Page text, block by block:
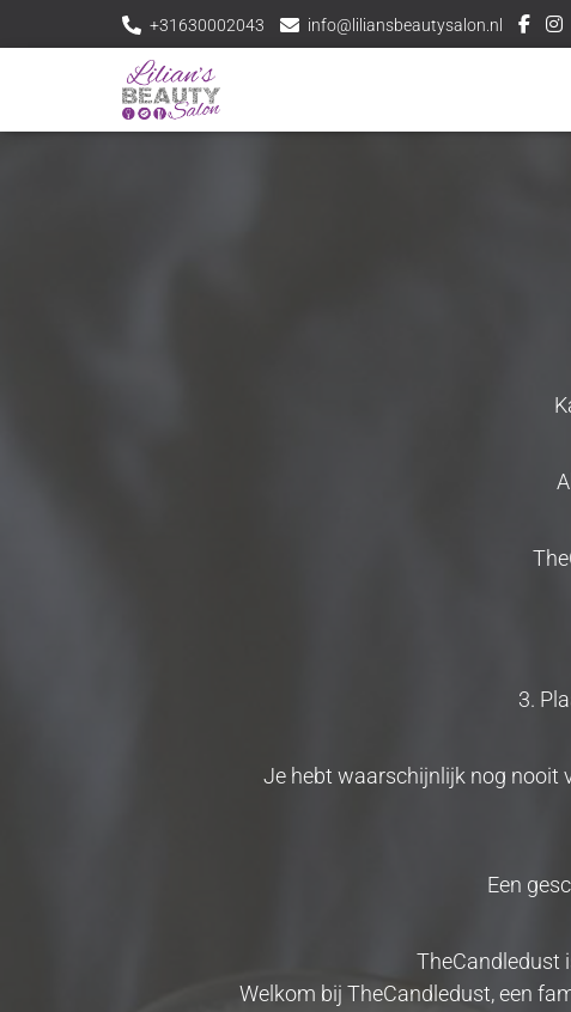
+31630002043 info@liliansbeautysalon.nl
3.
Je hebt waarschijnlijk nog nooit
Een
TheCandledust
Welkom bij TheCandledust, een